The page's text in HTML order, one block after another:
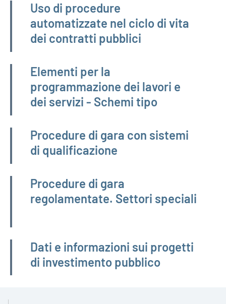
Amministrazione trasparente
Uso di procedure
automatizzate nel ciclo di vita
dei contratti pubblici
Elementi per la
programmazione dei lavori e
dei servizi - Schemi tipo
Procedure di gara con sistemi
di qualificazione
Procedure di gara
regolamentate. Settori speciali
Dati e informazioni sui progetti
di investimento pubblico